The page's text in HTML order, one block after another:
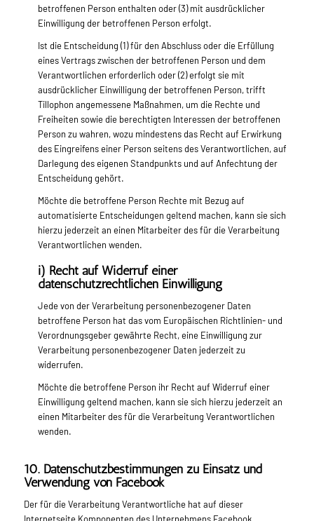
betroffenen Person enthalten oder (3) mit ausdrücklicher
Einwilligung der betroffenen Person erfolgt.
Ist die Entscheidung (1) für den Abschluss oder die Erfüllung
eines Vertrags zwischen der betroffenen Person und dem
Verantwortlichen erforderlich oder (2) erfolgt sie mit
ausdrücklicher Einwilligung der betroffenen Person, trifft
Tillophon angemessene Maßnahmen, um die Rechte und
Freiheiten sowie die berechtigten Interessen der betroffenen
Person zu wahren, wozu mindestens das Recht auf Erwirkung
des Eingreifens einer Person seitens des Verantwortlichen, auf
Darlegung des eigenen Standpunkts und auf Anfechtung der
Entscheidung gehört.
Möchte die betroffene Person Rechte mit Bezug auf
automatisierte Entscheidungen geltend machen, kann sie sich
hierzu jederzeit an einen Mitarbeiter des für die Verarbeitung
Verantwortlichen wenden.
i) Recht auf Widerruf einer
datenschutzrechtlichen Einwilligung
Jede von der Verarbeitung personenbezogener Daten
betroffene Person hat das vom Europäischen Richtlinien- und
Verordnungsgeber gewährte Recht, eine Einwilligung zur
Verarbeitung personenbezogener Daten jederzeit zu
widerrufen.
Möchte die betroffene Person ihr Recht auf Widerruf einer
Einwilligung geltend machen, kann sie sich hierzu jederzeit an
einen Mitarbeiter des für die Verarbeitung Verantwortlichen
wenden.
10. Datenschutzbestimmungen zu Einsatz und
Verwendung von Facebook
Der für die Verarbeitung Verantwortliche hat auf dieser